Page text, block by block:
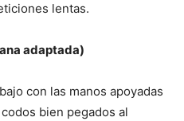
lentas.
adaptada)
con las manos apoyadas
bien pegados al